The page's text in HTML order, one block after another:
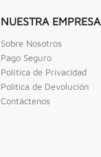
NUESTRA EMPRESA
Sobre Nosotros
Pago Seguro
Política de Privacidad
Politica de Devolución
Contáctenos